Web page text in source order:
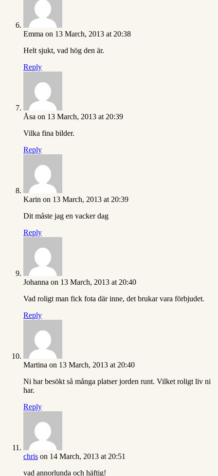
Emma on 13 March, 2013 at 20:38
Helt sjukt, vad hög den är.
Reply
Åsa on 13 March, 2013 at 20:39
Vilka fina bilder.
Reply
Karin on 13 March, 2013 at 20:39
Dit måste jag en vacker dag
Reply
Johanna on 13 March, 2013 at 20:40
Vad roligt man fick fota där inne, det brukar vara förbjudet.
Reply
Martina on 13 March, 2013 at 20:40
Ni har besökt så många platser jorden runt. Vilket roligt liv ni
har.
Reply
chris on 14 March, 2013 at 20:51
vad annorlunda och häftig!